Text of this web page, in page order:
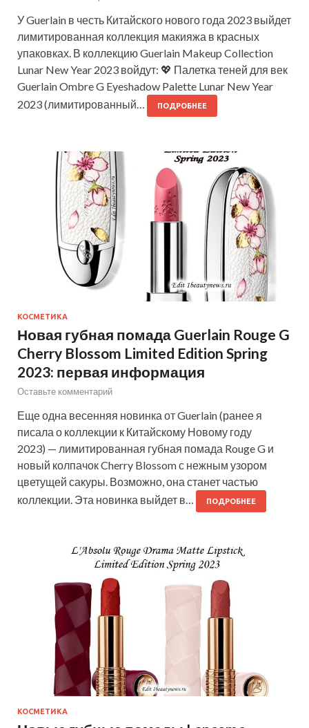
У Guerlain в честь Китайского нового года 2023 выйдет
лимитированная коллекция макияжа в красных
упаковках. В коллекцию Guerlain Makeup Collection
Lunar New Year 2023 войдут: 💖 Палетка теней для век
Guerlain Ombre G Eyeshadow Palette Lunar New Year
2023 (лимитированный…
ПОДРОБНЕЕ
КОСМЕТИКА
Новая губная помада Guerlain Rouge G
Cherry Blossom Limited Edition Spring
2023: первая информация
Оставьте комментарий
Еще одна весенняя новинка от Guerlain (ранее я
писала о коллекции к Китайскому Новому году
2023) — лимитированная губная помада Rouge G и
новый колпачок Cherry Blossom с нежным узором
цветущей сакуры. Возможно, она станет частью
коллекции. Эта новинка выйдет в…
ПОДРОБНЕЕ
КОСМЕТИКА